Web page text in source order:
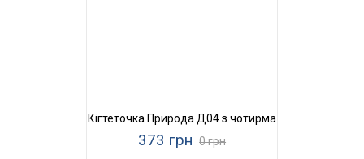
Кігтеточка Природа Д04 з чотирма бубонами
373 грн 0 грн